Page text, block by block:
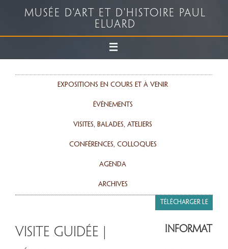
Musée d'art et d'histoire Paul
Eluard
Expositions en cours et à venir
événements
Visites, balades, ateliers
Conférences, colloques
Télécharger le
agenda
Archives
Visite guidée |